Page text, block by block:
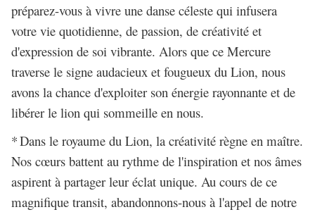
préparez-vous à vivre une danse céleste qui infusera
votre vie quotidienne, de passion, de créativité et
d'expression de soi vibrante. Alors que ce Mercure
traverse le signe audacieux et fougueux du Lion, nous
avons la chance d'exploiter son énergie rayonnante et de
libérer le lion qui sommeille en nous.
*Dans le royaume du Lion, la créativité règne en maître.
Nos cœurs battent au rythme de l'inspiration et nos âmes
aspirent à partager leur éclat unique. Au cours de ce
magnifique transit, abandonnons-nous à l'appel de notre